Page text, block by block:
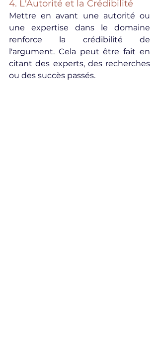
4. L'Autorité et la Crédibilité
Mettre en avant une autorité ou
une expertise dans le domaine
renforce la crédibilité de
l'argument. Cela peut être fait en
citant des experts, des recherches
ou des succès passés.